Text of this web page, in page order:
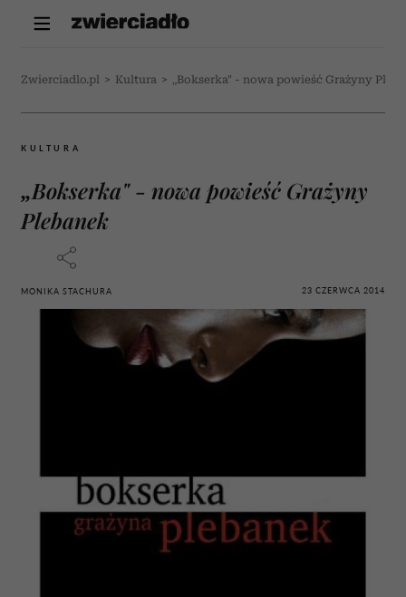
Zwierciadlo.pl > Kultura > „Bokserka" - nowa powieść Grażyny
KULTURA
„Bokserka" - nowa powieść Grażyny
Plebanek
MONIKA STACHURA 23 CZERWCA 2014